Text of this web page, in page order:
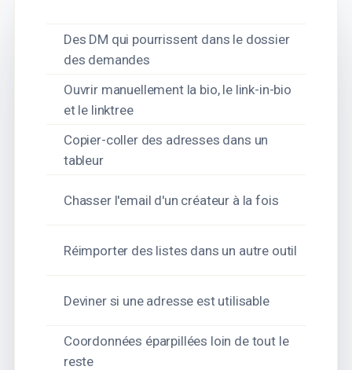
Des DM qui pourrissent dans le dossier
des demandes
Ouvrir manuellement la bio, le link-in-bio
et le linktree
Copier-coller des adresses dans un
tableur
Chasser l'email d'un créateur à la fois
Réimporter des listes dans un autre outil
Deviner si une adresse est utilisable
Coordonnées éparpillées loin de tout le
reste